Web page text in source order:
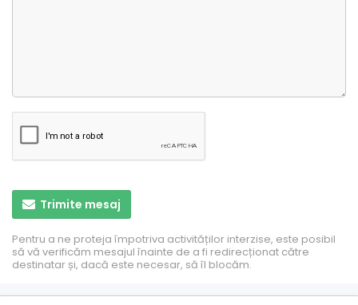
Trimite mesaj
Pentru a ne proteja împotriva activităților interzise, ​​este posibil
să vă verificăm mesajul înainte de a fi redirecționat către
destinatar și, dacă este necesar, să îl blocăm.